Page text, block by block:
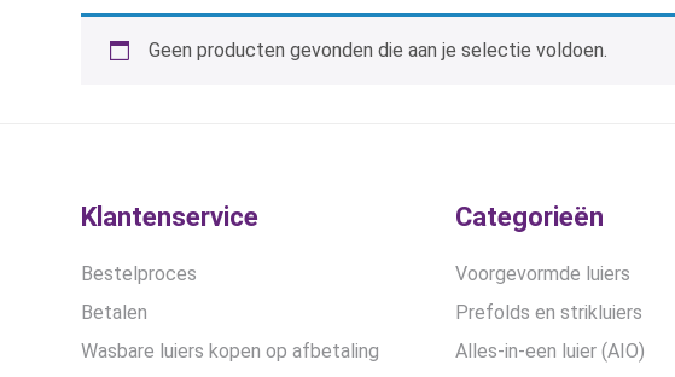
Geen producten gevonden die aan je selectie voldoen.
Klantenservice
Bestelproces
Betalen
Wasbare luiers kopen op afbetaling
Categorieën
Voorgevormde luiers
Prefolds en strikluiers
Alles-in-een luier (AIO)